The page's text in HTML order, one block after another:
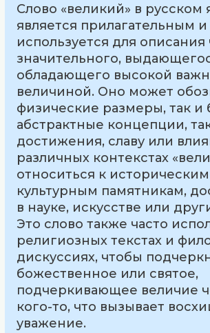
Слово «великий» в русском
является прилагательным и
используется для описания
значительного,
обладающего высокой
величиной. Оно может
физические размеры, так и
абстрактные концепции,
достижения, славу или
различных контекстах
относиться к
культурным памятникам,
в науке, искусстве или
Это слово также часто
религиозных текстах и
дискуссиях, чтобы
божественное или святое,
подчеркивающее величие
кого-то, что вызывает
уважение.